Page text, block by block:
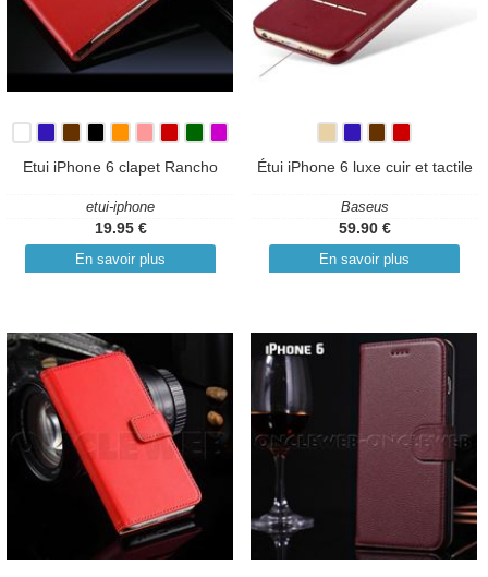
Etui iPhone 6 clapet Rancho
etui-iphone
19.95 €
En savoir plus
Étui iPhone 6 luxe cuir et tactile
Baseus
59.90 €
En savoir plus